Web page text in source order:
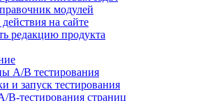
модулей
на сайте
редакцию продукта
A/B тестирования
и запуск тестирования
B-тестирования страниц